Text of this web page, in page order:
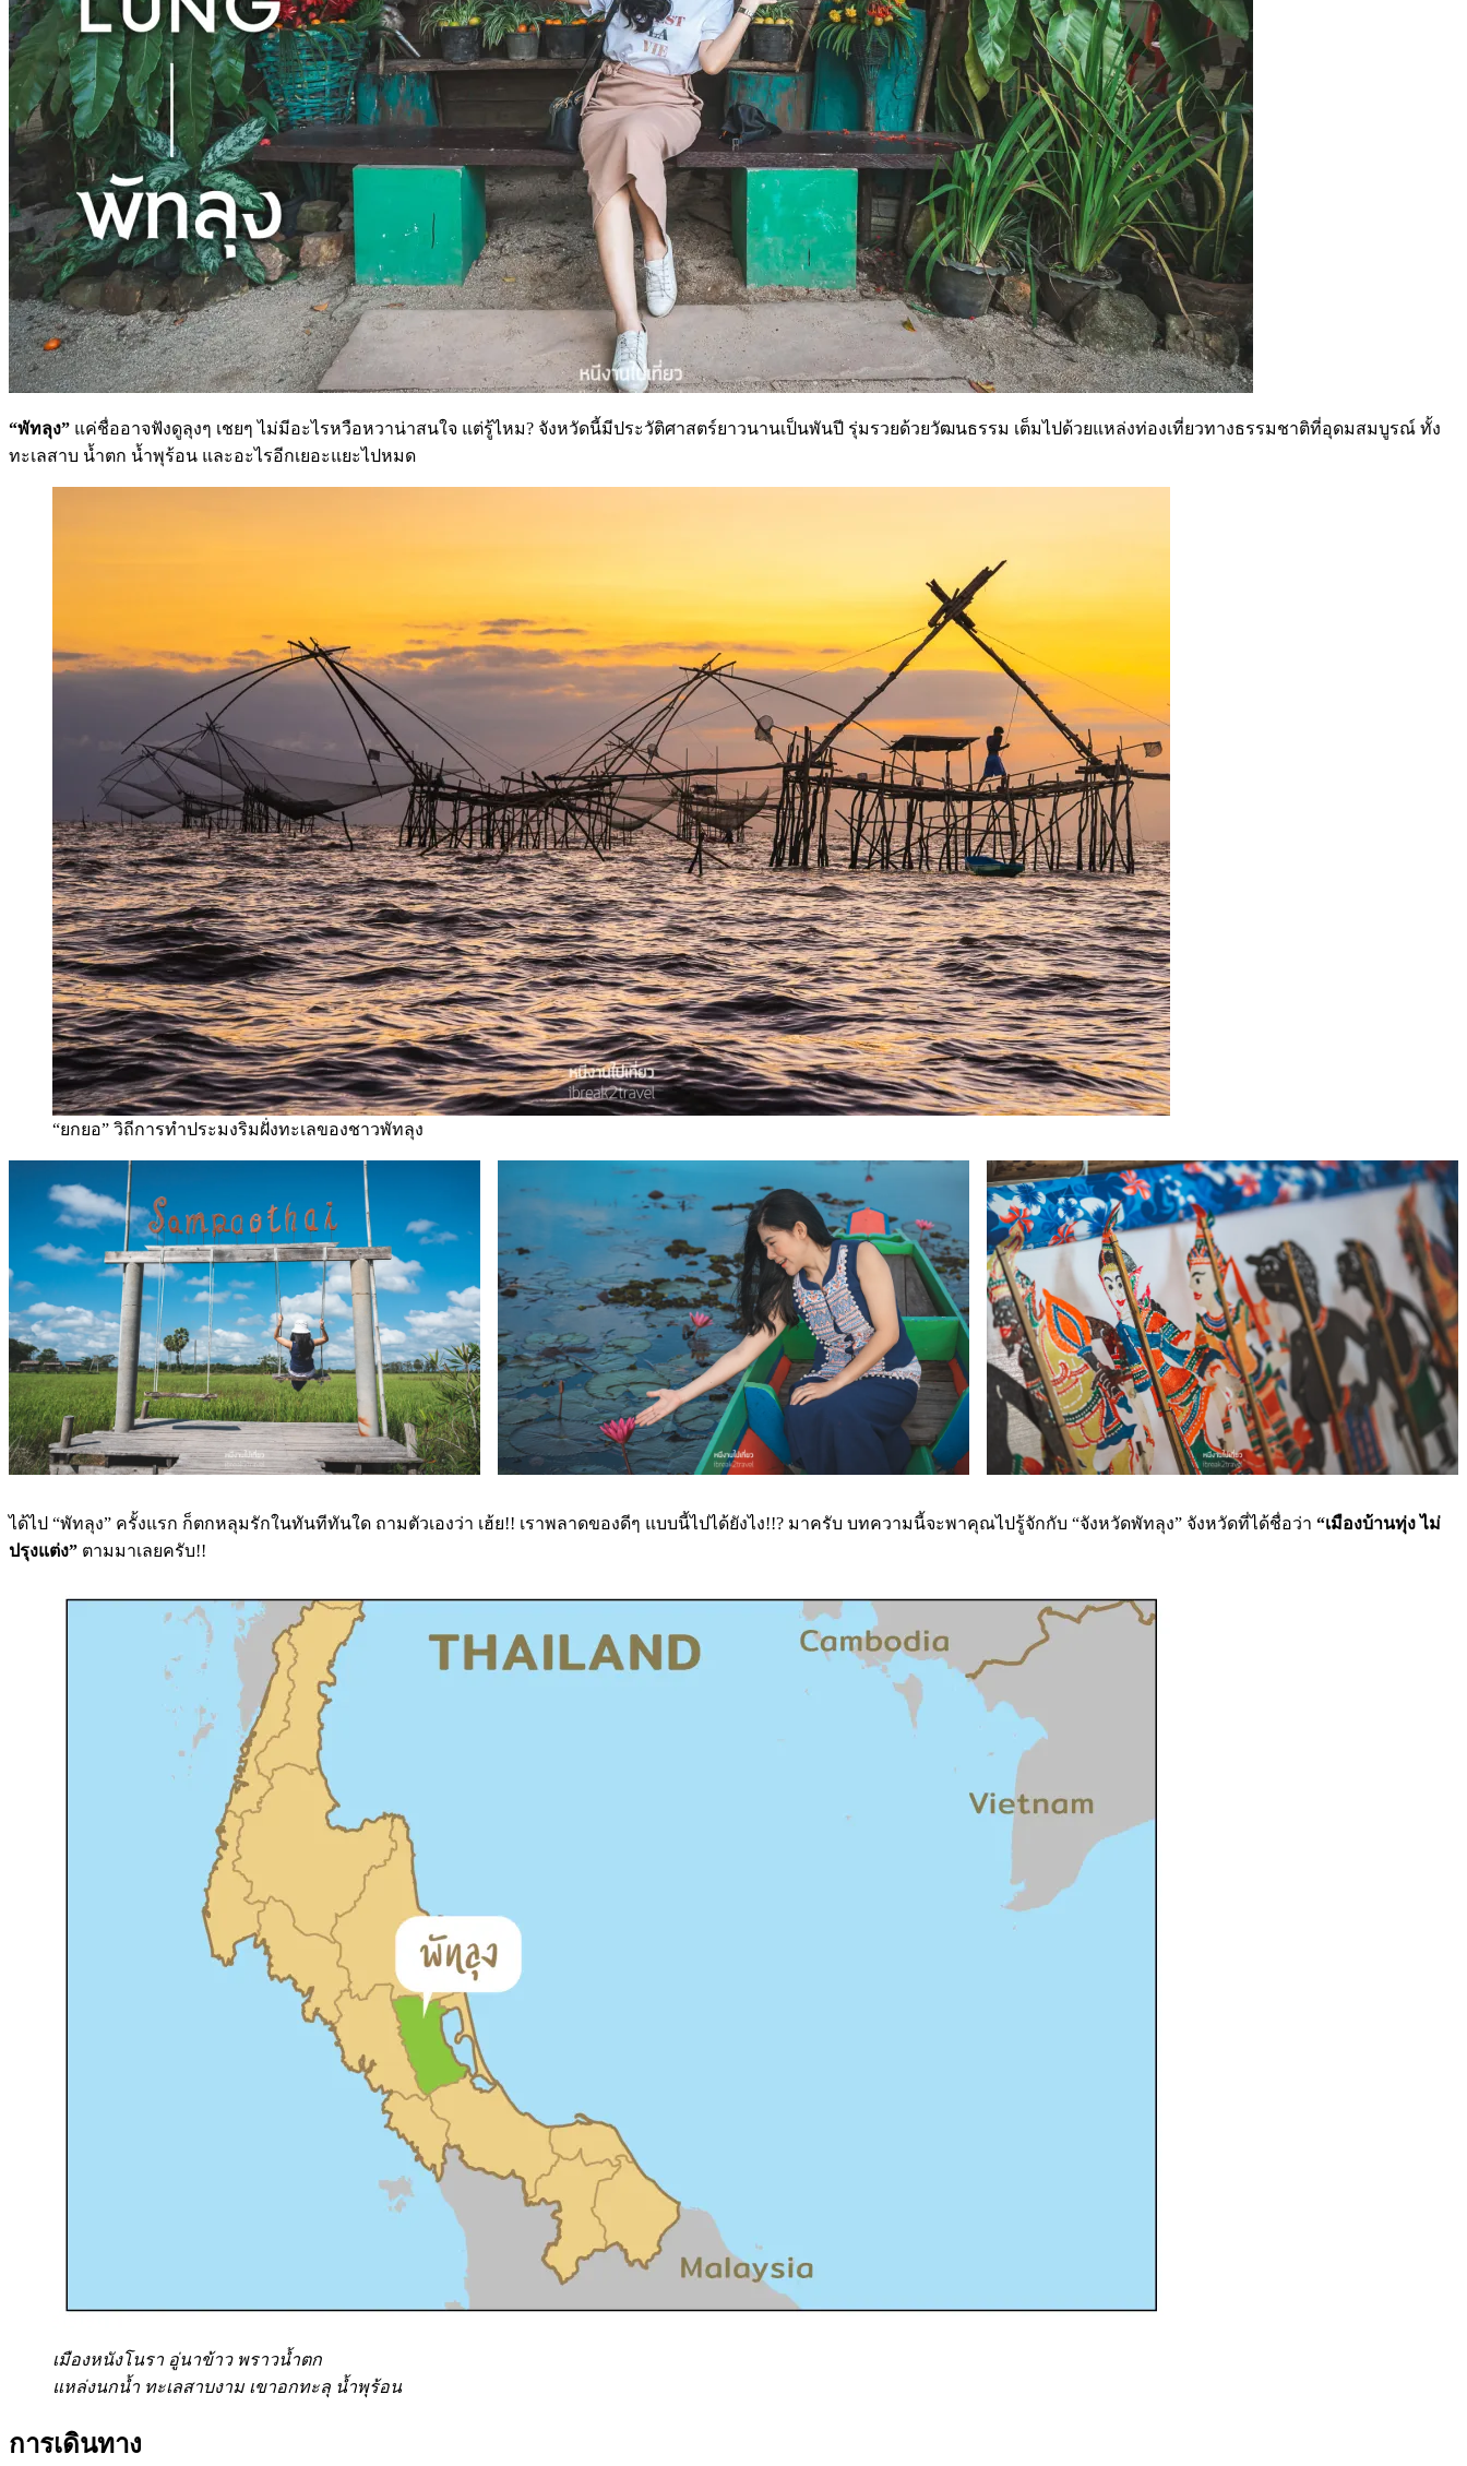
“พัทลุง” แค่ชื่ออาจฟังดูลุงๆ เชยๆ ไม่มีอะไรหวือหวาน่าสนใจ แต่รู้ไหม? จังหวัดนี้มีประวัติศาสตร์ยาวนานเป็นพันปี รุ่มรวยด้วยวัฒนธรรม เต็มไปด้วยแหล่งท่องเที่ยวทางธรรมชาติที่อุดมสมบูรณ์ ทั้ง
ทะเลสาบ น้ำตก น้ำพุร้อน และอะไรอีกเยอะแยะไปหมด
“ยกยอ” วิถีการทำประมงริมฝั่งทะเลของชาวพัทลุง
ได้ไป “พัทลุง” ครั้งแรก ก็ตกหลุมรักในทันทีทันใด ถามตัวเองว่า เฮ้ย!! เราพลาดของดีๆ แบบนี้ไปได้ยังไง!!? มาครับ บทความนี้จะพาคุณไปรู้จักกับ “จังหวัดพัทลุง” จังหวัดที่ได้ชื่อว่า “เมืองบ้านทุ่ง ไม่
ปรุงแต่ง” ตามมาเลยครับ!!
เมืองหนังโนรา อู่นาข้าว พราวน้ำตก
แหล่งนกน้ำ ทะเลสาบงาม เขาอกทะลุ น้ำพุร้อน
การเดินทาง